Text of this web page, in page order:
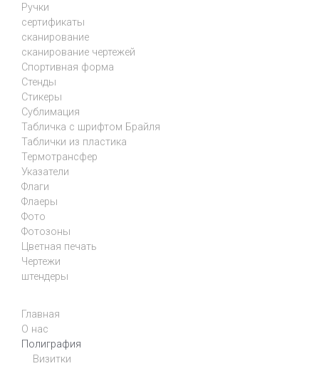
Ручки
сертификаты
сканирование
сканирование чертежей
Спортивная форма
Стенды
Стикеры
Сублимация
Табличка с шрифтом Брайля
Таблички из пластика
Термотрансфер
Указатели
Флаги
Флаеры
Фото
Фотозоны
Цветная печать
Чертежи
штендеры
Главная
О нас
Полиграфия
Визитки